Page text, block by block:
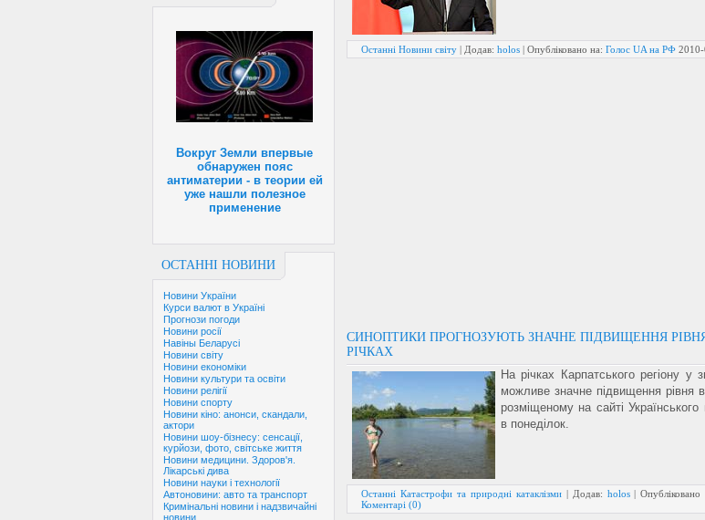
Вокруг Земли впервые
обнаружен пояс
антиматерии - в теории ей
уже нашли полезное
применение
ОСТАННІ НОВИНИ
Новини України
Курси валют в Україні
Прогнози погоди
Новини росії
Навіны Беларусі
Новини світу
Новини економіки
Новини культури та освіти
Новини релігії
Новини спорту
Новини кіно: анонси, скандали,
актори
Новини шоу-бізнесу: сенсації,
курйози, фото, світське життя
Новини медицини. Здоров'я.
Лікарські дива
Новини науки і технології
Автоновини: авто та транспорт
Кримінальні новини і надзвичайні
новини
Останні Новини світу | Додав: holos | Опубліковано на: Голос UA на РФ
СИНОПТИКИ ПРОГНОЗУЮТЬ ЗНАЧНЕ ПІДВИЩЕННЯ
РІЧКАХ
На річках Карпатського регіону у
можливе значне підвищення рівня
розміщеному на сайті Українського
в понеділок.
Останні Катастрофи та природні катаклізми| Додав: holos|
Коментарі (0)